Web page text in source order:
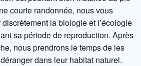
courte randonnée, nous vous
la biologie et l’écologie
sa période de reproduction. Après
nous prendrons le temps de les
dans leur habitat naturel.